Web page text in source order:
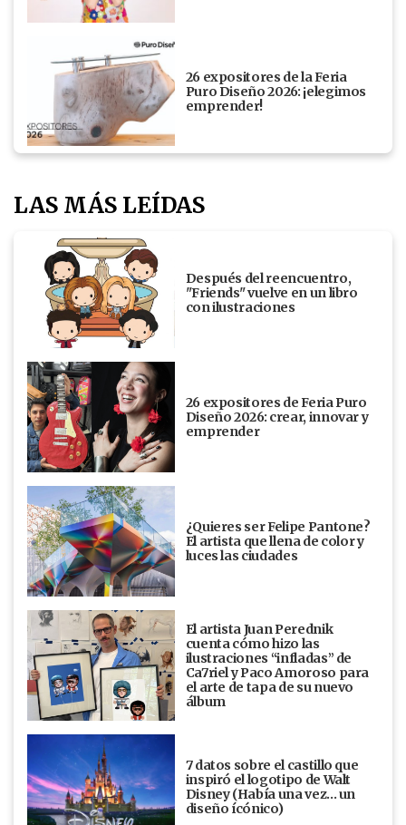
26 expositores de la Feria
Puro Diseño 2026: ¡elegimos
emprender!
LAS MÁS LEÍDAS
Después del reencuentro,
"Friends" vuelve en un libro
con ilustraciones
26 expositores de Feria Puro
Diseño 2026: crear, innovar y
emprender
¿Quieres ser Felipe Pantone?
El artista que llena de color y
luces las ciudades
El artista Juan Perednik
cuenta cómo hizo las
ilustraciones “infladas” de
Ca7riel y Paco Amoroso para
el arte de tapa de su nuevo
álbum
7 datos sobre el castillo que
inspiró el logotipo de Walt
Disney (Había una vez... un
diseño ícónico)